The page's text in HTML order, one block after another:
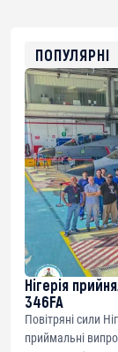
ПОПУЛЯРНІ
Нігерія
346FA
Повітряні сили
приймальні